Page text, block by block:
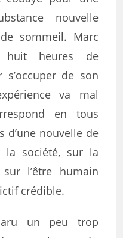
nouvelle
sommeil. Marc
huit heures de
de son
va mal
en tous
d’une nouvelle de
la société, sur la
l’être humain
crédible.
un peu trop